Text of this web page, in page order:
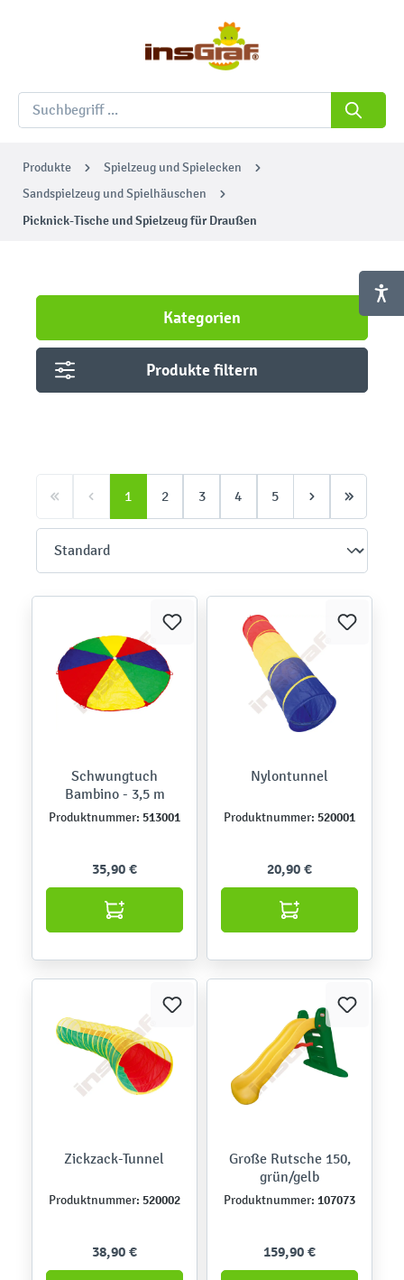
Produkte
Spielzeug und Spielecken
Sandspielzeug und Spielhäuschen
Picknick-Tische und Spielzeug für Draußen
Kategorien
Produkte filtern
1 2 3 4 5
Schwungtuch
Bambino - 3,5 m
Produktnummer: 513001
35,90 €
Nylontunnel
Produktnummer: 520001
20,90 €
Zickzack-Tunnel
Produktnummer: 520002
38,90 €
Große Rutsche 150,
grün/gelb
Produktnummer: 107073
159,90 €